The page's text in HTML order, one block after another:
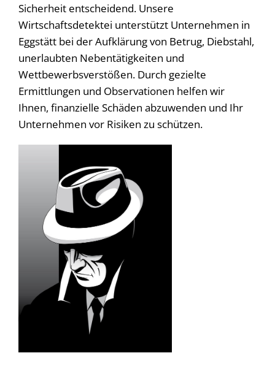
Sicherheit entscheidend. Unsere
Wirtschaftsdetektei unterstützt Unternehmen in
Eggstätt bei der Aufklärung von Betrug, Diebstahl,
unerlaubten Nebentätigkeiten und
Wettbewerbsverstößen. Durch gezielte
Ermittlungen und Observationen helfen wir
Ihnen, finanzielle Schäden abzuwenden und Ihr
Unternehmen vor Risiken zu schützen.